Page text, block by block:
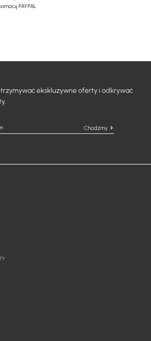
PAYPAL
ekskluzywne oferty i odkrywać
Chodźmy